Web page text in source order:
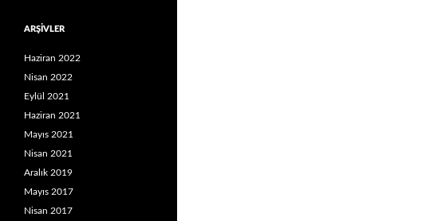
ARŞIVLER
Haziran 2022
Nisan 2022
Eylül 2021
Haziran 2021
Mayıs 2021
Nisan 2021
Aralık 2019
Mayıs 2017
Nisan 2017